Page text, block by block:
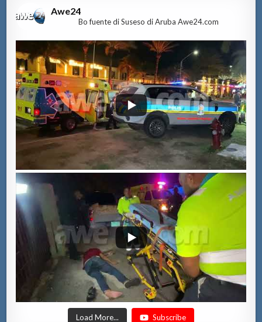
Awe24
Bo fuente di Suseso di Aruba Awe24.com
Load More... Subscribe